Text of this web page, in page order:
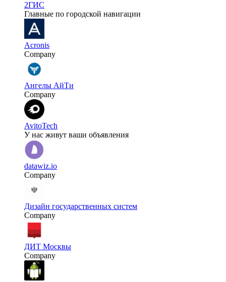
2ГИС
Главные по городской навигации
Acronis
Company
Ангелы АйТи
Company
AvitoTech
У нас живут ваши объявления
datawiz.io
Company
Дизайн государственных систем
Company
ДИТ Москвы
Company